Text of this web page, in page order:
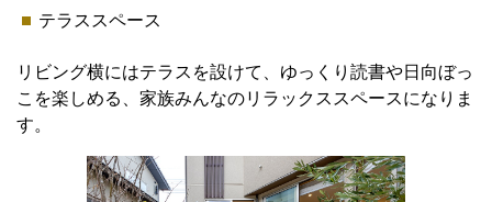
テラススペース
リビング横にはテラスを設けて、ゆっくり読書や日向ぼっ
こを楽しめる、家族みんなのリラックススペースになりま
す。